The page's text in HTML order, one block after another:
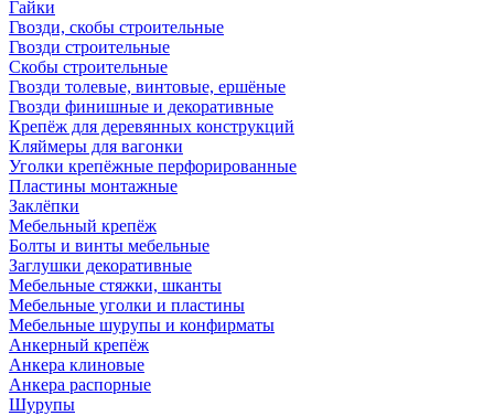
Гайки
Гвозди, скобы строительные
Гвозди строительные
Скобы строительные
Гвозди толевые, винтовые, ершёные
Гвозди финишные и декоративные
Крепёж для деревянных конструкций
Кляймеры для вагонки
Уголки крепёжные перфорированные
Пластины монтажные
Заклёпки
Мебельный крепёж
Болты и винты мебельные
Заглушки декоративные
Мебельные стяжки, шканты
Мебельные уголки и пластины
Мебельные шурупы и конфирматы
Анкерный крепёж
Анкера клиновые
Анкера распорные
Шурупы